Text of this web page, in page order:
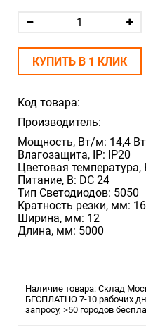
Код товара:
Производитель:
Мощность, Вт/м: 14,4
Влагозащита, IP: IP20
Цветовая температура,
Питание, В: DC 24
Тип Светодиодов: 5050
Кратность резки, мм:
Ширина, мм: 12
Длина, мм: 5000
Наличие товара: Склад
БЕСПЛАТНО 7-10 рабочих
запросу, >50 городов
КУПИТЬ В 1 КЛИК